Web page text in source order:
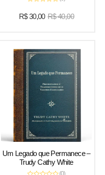
0
de
R$40,00
R$30,00
Um Legado que Permanece –
Trudy Cathy White